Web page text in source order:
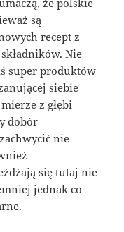
że polskie
są
recept z
Nie
super produktów
siebie
z głębi
dobór
nie
się tutaj nie
jednak co